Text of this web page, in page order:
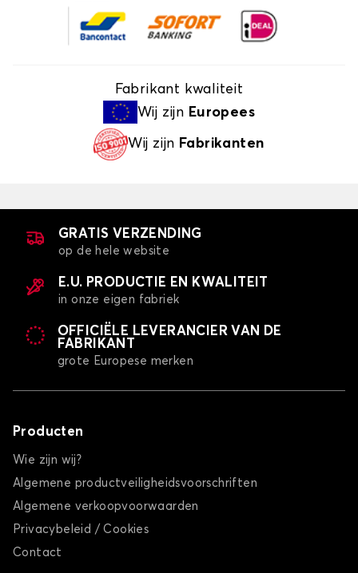
Fabrikant kwaliteit
Wij zijn Europees
Wij zijn Fabrikanten
GRATIS VERZENDING
op de hele website
E.U. PRODUCTIE EN KWALITEIT
in onze eigen fabriek
OFFICIËLE LEVERANCIER VAN DE
FABRIKANT
grote Europese merken
Producten
Wie zijn wij?
Algemene productveiligheidsvoorschriften
Algemene verkoopvoorwaarden
Privacybeleid / Cookies
Contact